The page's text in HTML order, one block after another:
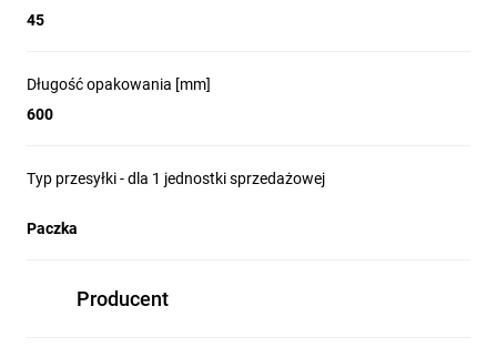
45
Długość opakowania [mm]
600
Typ przesyłki - dla 1 jednostki sprzedażowej
Paczka
Producent